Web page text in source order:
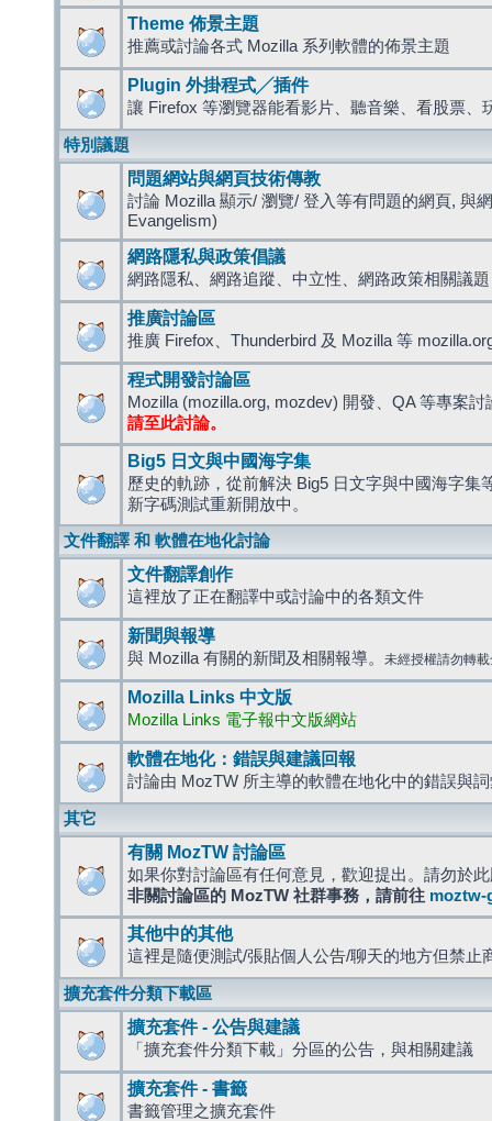
Theme 佈景主題
推薦或討論各式 Mozilla 系列軟體的佈景主題
Plugin 外掛程式╱插件
讓 Firefox 等瀏覽器能看影片、聽音樂、看股票、
特別議題
問題網站與網頁技術傳教
討論 Mozilla 顯示/ 瀏覽/ 登入等有問題的網頁, 與
Evangelism)
網路隱私與政策倡議
網路隱私、網路追蹤、中立性、網路政策相關議題
推廣討論區
推廣 Firefox、Thunderbird 及 Mozilla 等
程式開發討論區
Mozilla (mozilla.org, mozdev) 開發、QA 等專案討
請至此討論。
Big5 日文與中國海字集
歷史的軌跡，從前解決 Big5 日文字與中國海字集
新字碼測試重新開放中。
文件翻譯 和 軟體在地化討論
文件翻譯創作
這裡放了正在翻譯中或討論中的各類文件
新聞與報導
與 Mozilla 有關的新聞及相關報導。 未經授權請勿轉
Mozilla Links 中文版
Mozilla Links 電子報中文版網站
軟體在地化：錯誤與建議回報
討論由 MozTW 所主導的軟體在地化中的錯誤與
其它
有關 MozTW 討論區
如果你對討論區有任何意見，歡迎提出。請勿於
非關討論區的 MozTW 社群事務，請前往 moztw-
其他中的其他
這裡是隨便測試/張貼個人公告/聊天的地方但禁止
擴充套件分類下載區
擴充套件 - 公告與建議
「擴充套件分類下載」分區的公告，與相關建議
擴充套件 - 書籤
書籤管理之擴充套件